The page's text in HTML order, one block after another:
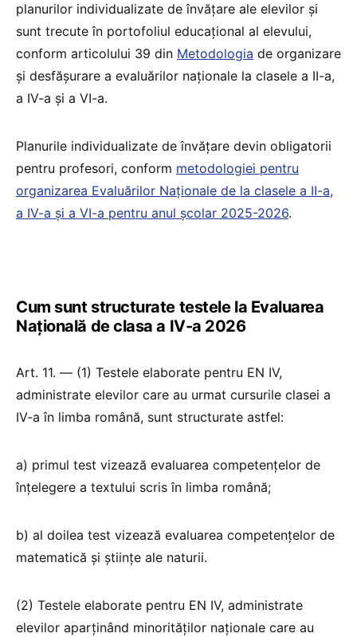
planurilor individualizate de învățare ale elevilor și
sunt trecute în portofoliul educațional al elevului,
conform articolului 39 din Metodologia de organizare
și desfășurare a evaluărilor naționale la clasele a II-a,
a IV-a și a VI-a.
Planurile individualizate de învățare devin obligatorii
pentru profesori, conform metodologiei pentru
organizarea Evaluărilor Naționale de la clasele a II-a,
a IV-a și a VI-a pentru anul școlar 2025-2026.
Cum sunt structurate testele la Evaluarea
Națională de clasa a IV-a 2026
Art. 11. — (1) Testele elaborate pentru EN IV,
administrate elevilor care au urmat cursurile clasei a
IV-a în limba română, sunt structurate astfel:
a) primul test vizează evaluarea competențelor de
înțelegere a textului scris în limba română;
b) al doilea test vizează evaluarea competențelor de
matematică și științe ale naturii.
(2) Testele elaborate pentru EN IV, administrate
elevilor aparținând minorităților naționale care au